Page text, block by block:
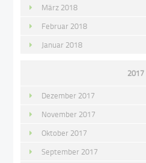
März 2018
Februar 2018
Januar 2018
2017
Dezember 2017
November 2017
Oktober 2017
September 2017